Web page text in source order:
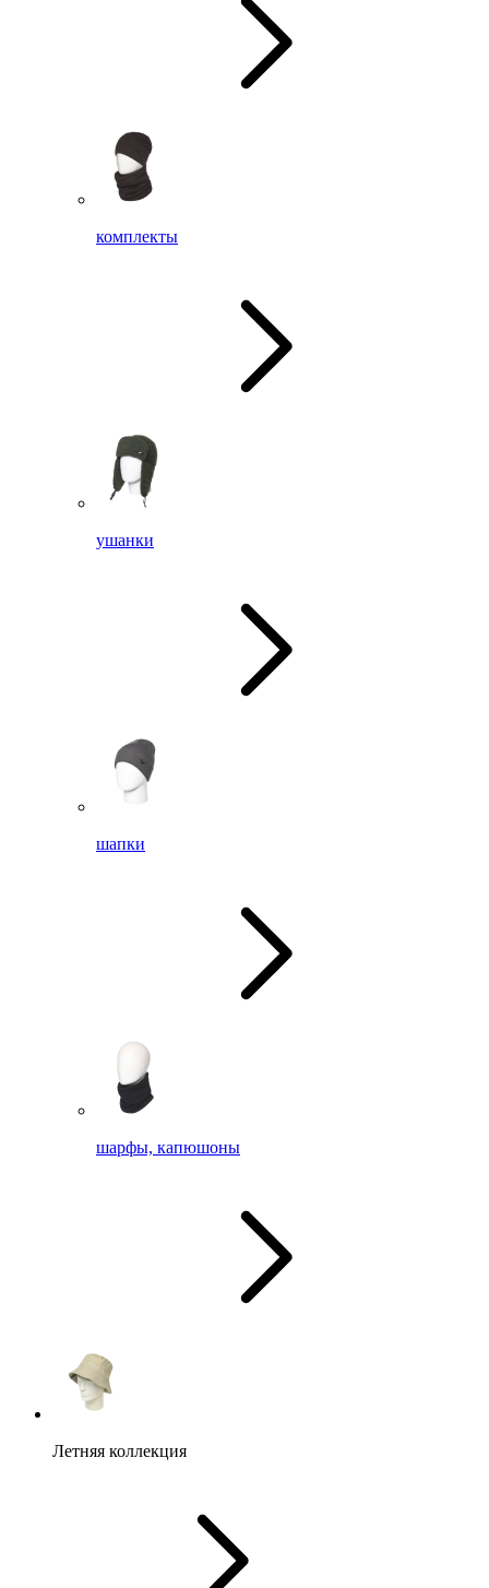
комплекты
ушанки
шапки
шарфы, капюшоны
Летняя коллекция